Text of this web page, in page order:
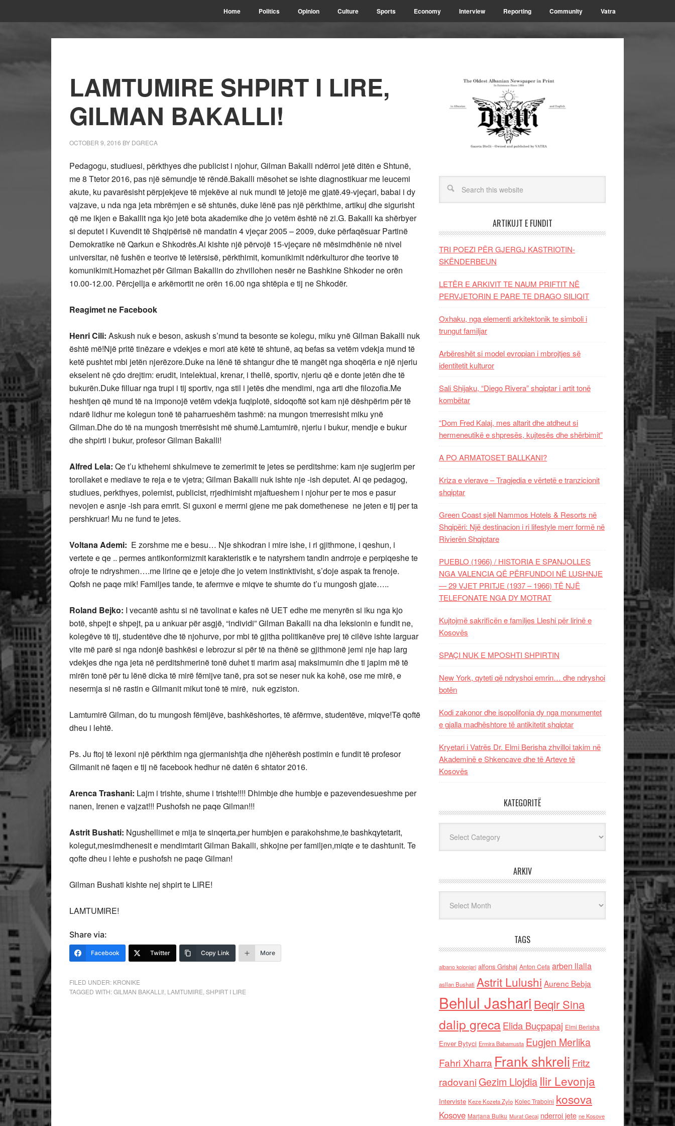
Home Politics Opinion Culture Sports Economy Interview Reporting Community Vatra
LAMTUMIRE SHPIRT I LIRE,
GILMAN BAKALLI!
OCTOBER 9, 2016 BY DGRECA
Pedagogu, studiuesi, përkthyes dhe publicist i njohur, Gilman Bakalli ndërroi jetë ditën e Shtunë,
me 8 Ttetor 2016, pas një sëmundje të rëndë.Bakalli mësohet se ishte diagnostikuar me leucemi
akute, ku pavarësisht përpjekjeve të mjekëve ai nuk mundi të jetojë me gjatë.49-vjeçari, babai i dy
vajzave, u nda nga jeta mbrëmjen e së shtunës, duke lënë pas një përkthime, artikuj dhe sigurisht
që me ikjen e Bakallit nga kjo jetë bota akademike dhe jo vetëm është në zi.G. Bakalli ka shërbyer
si deputet i Kuvendit të Shqipërisë në mandatin 4 vjeçar 2005 – 2009, duke përfaqësuar Partinë
Demokratike në Qarkun e Shkodrës.Ai kishte një përvojë 15-vjeçare në mësimdhënie në nivel
universitar, në fushën e teorive të letërsisë, përkthimit, komunikimit ndërkulturor dhe teorive të
komunikimit.Homazhet për Gilman Bakallin do zhvillohen nesër ne Bashkine Shkoder ne orën
10.00-12.00. Përcjellja e arkëmortit ne orën 16.00 nga shtëpia e tij ne Shkodër.
Reagimet ne Facebook
Henri Cili: Askush nuk e beson, askush s’mund ta besonte se kolegu, miku ynë Gilman Bakalli nuk
është më!Një pritë tinëzare e vdekjes e mori atë këtë të shtunë, aq befas sa vetëm vdekja mund të
ketë pushtet mbi jetën njerëzore.Duke na lënë të shtangur dhe të mangët nga shoqëria e një njeriu
ekselent në çdo drejtim: erudit, intelektual, krenar, i thellë, sportiv, njeriu që e donte jetën dhe të
bukurën.Duke filluar nga trupi i tij sportiv, nga stil i jetës dhe mendimi, nga arti dhe filozofia.Me
heshtjen që mund të na imponojë vetëm vdekja fuqiplotë, sidoqoftë sot kam një dëshpërim për të
ndarë lidhur me kolegun tonë të paharrueshëm tashmë: na mungon tmerresisht miku ynë
Gilman.Dhe do të na mungosh tmerrësisht më shumë.Lamtumirë, njeriu i bukur, mendje e bukur
dhe shpirti i bukur, profesor Gilman Bakalli!
Alfred Lela: Qe t’u kthehemi shkulmeve te zemerimit te jetes se perditshme: kam nje sugjerim per
torollaket e mediave te reja e te vjetra; Gilman Bakalli nuk ishte nje -ish deputet. Ai qe pedagog,
studiues, perkthyes, polemist, publicist, rrjedhimisht mjaftueshem i njohur per te mos e pasur
nevojen e asnje -ish para emrit. Si guxoni e merrni gjene me pak domethenese ne jeten e tij per ta
pershkruar! Mu ne fund te jetes.
Voltana Ademi: E zorshme me e besu… Nje shkodran i mire ishe, i ri gjithmone, i qeshun, i
vertete e qe .. permes antikonformizmit karakteristik e te natyrshem tandin andrroje e perpiqeshe te
ofroje te ndryshmen….me lirine qe e jetoje dhe jo vetem instinktivisht, s’doje aspak ta frenoje.
Qofsh ne paqe mik! Familjes tande, te afermve e miqve te shumte do t’u mungosh gjate…..
Roland Bejko: I vecantë ashtu si në tavolinat e kafes në UET edhe me menyrën si iku nga kjo
botë, shpejt e shpejt, pa u ankuar për asgjë, “individi” Gilman Bakalli na dha leksionin e fundit ne,
kolegëve të tij, studentëve dhe të njohurve, por mbi të gjitha politikanëve prej të cilëve ishte larguar
vite më parë si nga ndonjë bashkësi e lebrozur si për të na thënë se gjithmonë jemi nje hap larg
vdekjes dhe nga jeta në perditshmerinë tonë duhet ti marim asaj maksimumin dhe ti japim më të
mirën tonë për tu lënë dicka të mirë fëmijve tanë, pra sot se neser nuk ka kohë, ose me mirë, e
nesermja si në rastin e Gilmanit mikut tonë të mirë, nuk egziston.
Lamtumirë Gilman, do tu mungosh fëmijëve, bashkëshortes, të afërmve, studentëve, miqve!Të qoftë
dheu i lehtë.
Ps. Ju ftoj të lexoni një përkthim nga gjermanishtja dhe njëherësh postimin e fundit të profesor
Gilmanit në faqen e tij në facebook hedhur në datën 6 shtator 2016.
Arenca Trashani: Lajm i trishte, shume i trishte!!!! Dhimbje dhe humbje e pazevendesueshme per
nanen, Irenen e vajzat!!! Pushofsh ne paqe Gilman!!!
Astrit Bushati: Ngushellimet e mija te sinqerta,per humbjen e parakohshme,te bashkqytetarit,
kolegut,mesimdhenesit e mendimtarit Gilman Bakalli, shkojne per familjen,miqte e te dashtunit. Te
qofte dheu i lehte e pushofsh ne paqe Gilman!
Gilman Bushati kishte nej shpirt te LIRE!
LAMTUMIRE!
Share via:
Facebook Twitter Copy Link More
FILED UNDER: KRONIKE
TAGGED WITH:GILMAN BAKALLI! LAMTUMIRE SHPIRT I LIRE
ARTIKUJT E FUNDIT
TRI POEZI PËR GJERGJ KASTRIOTIN-
SKËNDERBEUN
LETËR E ARKIVIT TE NAUM PRIFTIT NË
PERVJETORIN E PARE TE DRAGO SILIQIT
Oxhaku, nga elementi arkitektonik te simboli i
trungut familjar
Arbëreshët si model evropian i mbrojtjes së
identitetit kulturor
Sali Shijaku, “Diego Rivera” shqiptar i artit tonë
kombëtar
“Dom Fred Kalaj, mes altarit dhe atdheut si
hermeneutikë e shpresës, kujtesës dhe shërbimit”
A PO ARMATOSET BALLKANI?
Kriza e vlerave – Tragjedia e vërtetë e tranzicionit
shqiptar
Green Coast sjell Nammos Hotels & Resorts në
Shqipëri: Një destinacion i ri lifestyle merr formë në
Rivierën Shqiptare
PUEBLO (1966) / HISTORIA E SPANJOLLES
NGA VALENCIA QË PËRFUNDOI NË LUSHNJE
— 29 VJET PRITJE (1937 – 1966) TË NJË
TELEFONATE NGA DY MOTRAT
Kujtojmë sakrificën e familjes Lleshi për lirinë e
Kosovës
SPAÇI NUK E MPOSHTI SHPIRTIN
New York, qyteti që ndryshoi emrin… dhe ndryshoi
botën
Kodi zakonor dhe isopolifonia dy nga monumentet
e gjalla madhështore të antikitetit shqiptar
Kryetari i Vatrës Dr. Elmi Berisha zhvilloi takim në
Akademinë e Shkencave dhe të Arteve të
Kosovës
KATEGORITË
ARKIV
TAGS
albano kolonjari alfons Grishaj Anton Cefa arben llalla
asllan Bushati Astrit Lulushi Aurenc Bebja
Behlul Jashari Beqir Sina
dalip grecaElida Buçpapaj Elmi Berisha
Enver Bytyci Ermira Babamusta Eugjen Merlika
Fahri Xharra Frank shkreli Fritz
radovaniGezim Llojdia Ilir Levonja
Interviste Keze Kozeta Zylo Kolec Traboini kosova
Kosove Marjana Bulku Murat Gecaj nderroi jete ne Kosove